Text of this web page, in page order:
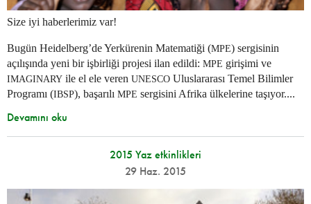
Size iyi haberlerimiz var!
Bugün Heidelberg’de Yerkürenin Matematiği (MPE) sergisinin
açılışında yeni bir işbirliği projesi ilan edildi: MPE girişimi ve
IMAGINARY ile el ele veren UNESCO Uluslararası Temel Bilimler
Programı (IBSP), başarılı MPE sergisini Afrika ülkelerine taşıyor....
Devamını oku
2015 Yaz etkinlikleri
29 Haz. 2015